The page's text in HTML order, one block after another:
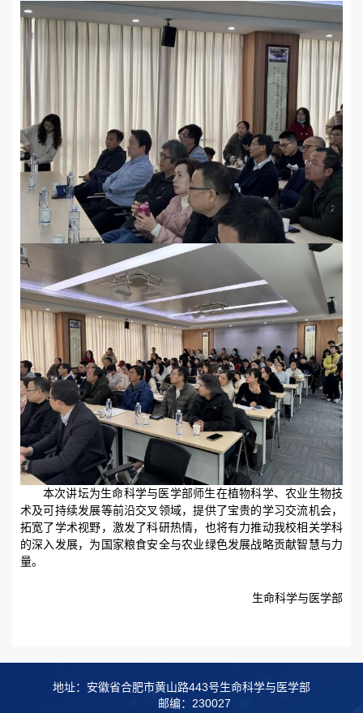
本次讲坛为生命科学与医学部师生在植物科学、农业生物技
术及可持续发展等前沿交叉领域，提供了宝贵的学习交流机会，
拓宽了学术视野，激发了科研热情，也将有力推动我校相关学科
的深入发展，为国家粮食安全与农业绿色发展战略贡献智慧与力
量。
生命科学与医学部
地址：安徽省合肥市黄山路443号生命科学与医学部
邮编：230027